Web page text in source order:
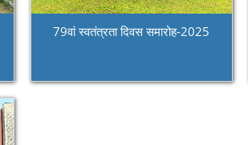
79वां स्वतंत्रता दिवस समारोह-2025